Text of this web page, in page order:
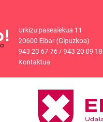
Urkizu pasealekua 11
20600 Eibar (Gipuzkoa)
943 20 67 76/943 20 09 18
Kontaktua